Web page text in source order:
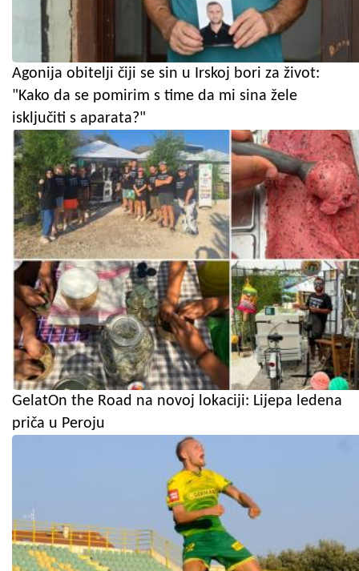
Agonija obitelji čiji se sin u Irskoj bori za život:
"Kako da se pomirim s time da mi sina žele
isključiti s aparata?"
GelatOn the Road na novoj lokaciji: Lijepa ledena
priča u Peroju